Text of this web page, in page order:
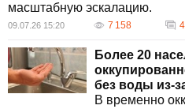
масштабную эскалацию.
09.07.26 15:20 7 158
Более 20
без воды из-
В временно